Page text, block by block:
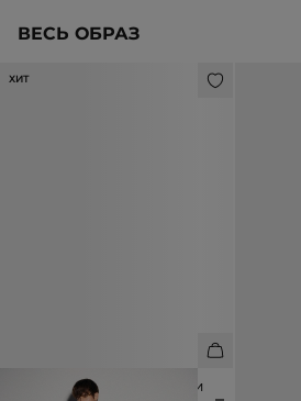
ВЕСЬ ОБРАЗ
ХИТ
БРЮКИ ИЗ ФАКТУРНОЙ ШЕРСТИ